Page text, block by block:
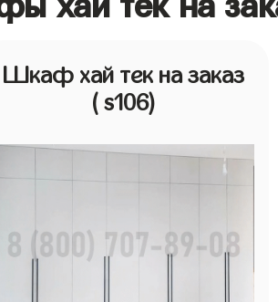
Шкаф хай тек на заказ
( s106)